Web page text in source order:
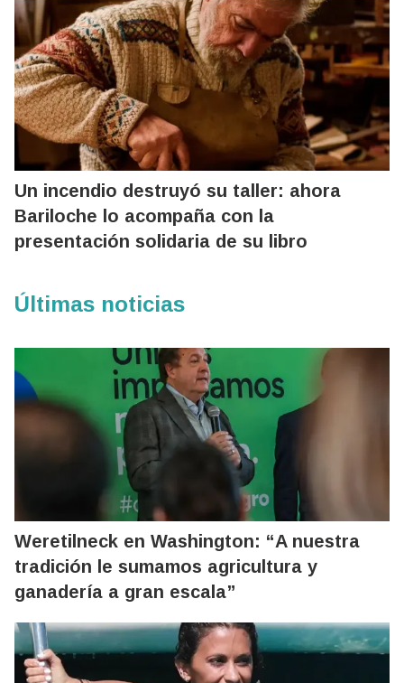
Un incendio destruyó su taller: ahora
Bariloche lo acompaña con la
presentación solidaria de su libro
Últimas noticias
Weretilneck en Washington: “A nuestra
tradición le sumamos agricultura y
ganadería a gran escala”